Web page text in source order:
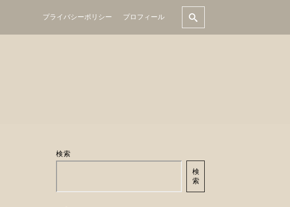
プライバシーポリシー プロフィール
検索
検
索